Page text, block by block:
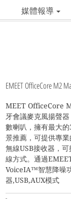
媒體報導
EMEET OfficeCore
MEET OfficeCore
牙會議麥克風揚聲
數喇叭，擁有最大
景推薦，可提供專
無線USB接收器，
線方式。通過
VoiceIA™智慧降噪
器,USB,AUX模式